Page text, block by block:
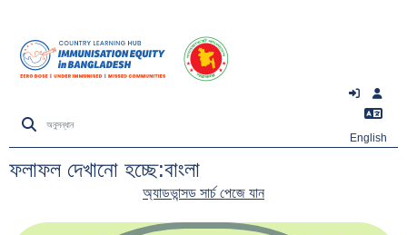
English
ফলাফল দেখানো হচ্ছে:বাংলা
অ্যাডভান্সড সার্চ পেজে যান